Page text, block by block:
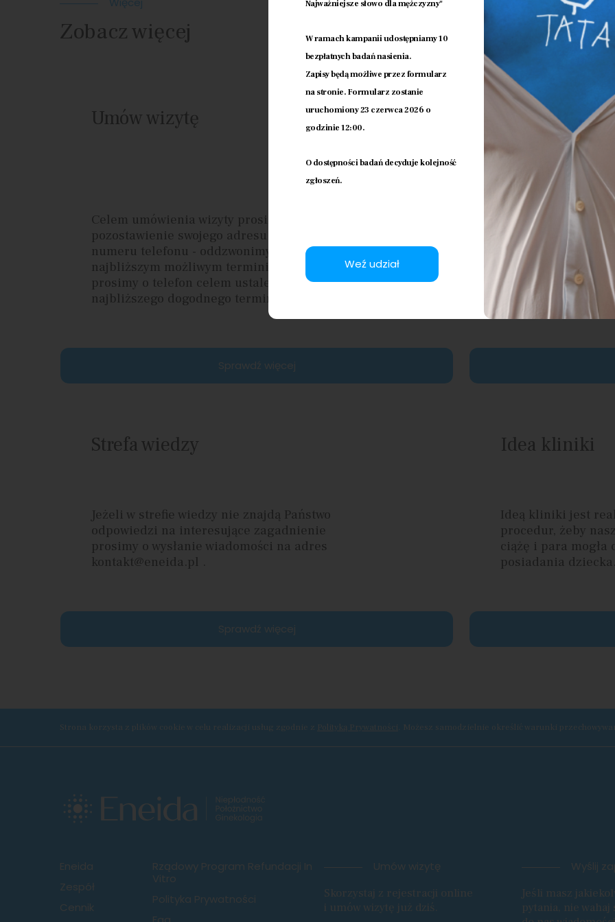
Zobacz więcej
Umów wizytę
Celem umówienia wizyty prosimy o
pozostawienie swojego adresu mailowego i
numeru telefonu - oddzwonimy w
najbliższym możliwym terminie lub
prosimy o telefon celem ustalenia
najbliższego dogodnego terminu wizyty.
Sprawdź więcej
Zespół
Klinika Eneida to
jest zespół! Jego
poświęcenie i
sprawia, że nasi
opiekę najwyższej
zrozumienie i
leczenia.
Strefa wiedzy
Jeżeli w strefie wiedzy nie znajdą Państwo
odpowiedzi na interesujące zagadnienie
prosimy o wysłanie wiadomości na adres
kontakt@eneida.pl .
Sprawdź więcej
Idea kliniki
Ideą kliniki jest
procedur, żeby
ciążę i para mogła
posiadania
Strona korzysta z plików cookie w celu realizacji usług zgodnie z Polityką Prywatności . Możesz samodzielnie określić warunki
Eneida
Zespół
Cennik
Rządowy Program Refundacji In
Vitro
Polityka Prywatności
Umów wizytę
Skorzystaj z rejestracji online
i umów wizytę już dziś.
Wyślij
Jeśli masz
pytania, nie wahaj
Najważniejsze słowo dla mężczyzny"
W ramach kampanii udostępniamy 10
bezpłatnych badań nasienia.
Zapisy będą możliwe przez formularz
na stronie. Formularz zostanie
uruchomiony 23 czerwca 2026 o
godzinie 12:00.
O dostępności badań decyduje kolejność
zgłoszeń.
Weź udział